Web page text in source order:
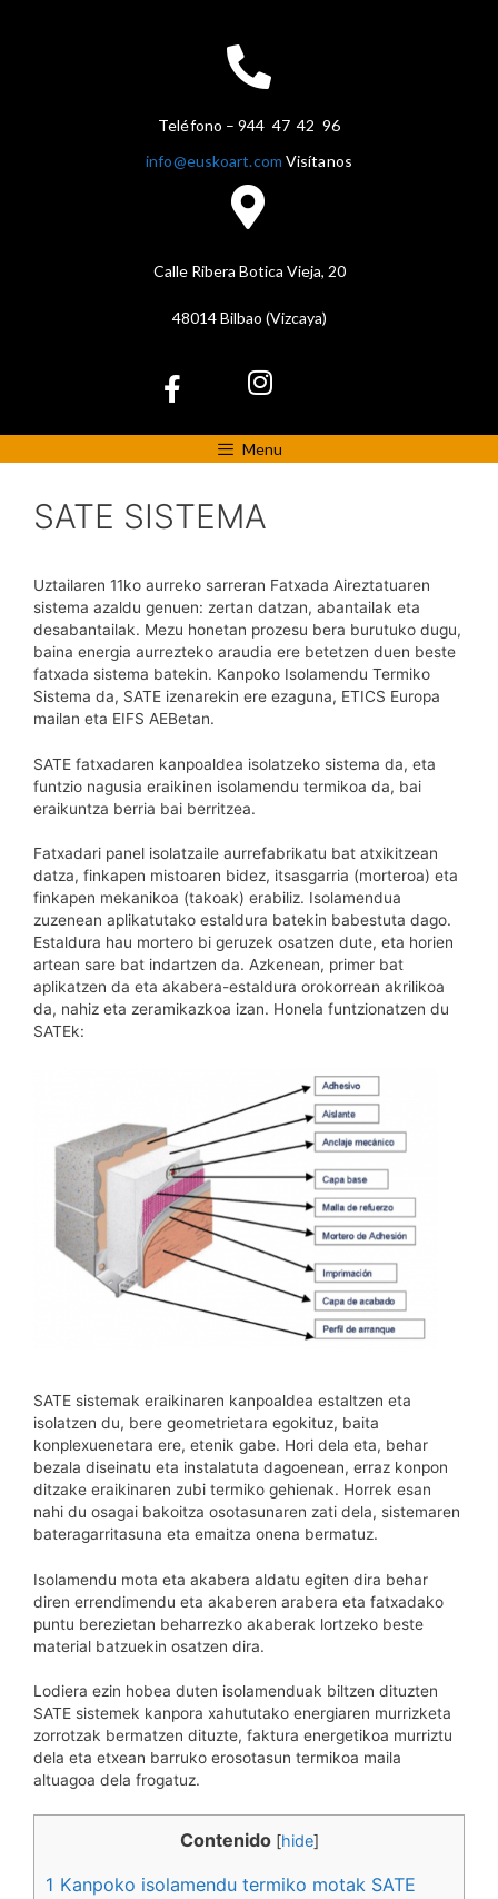
Teléfono – 944 47 42 96
info@euskoart.com Visítanos
Calle Ribera Botica Vieja, 20
48014 Bilbao (Vizcaya)
Menu
SATE SISTEMA
Uztailaren 11ko aurreko sarreran Fatxada Aireztatuaren
sistema azaldu genuen: zertan datzan, abantailak eta
desabantailak. Mezu honetan prozesu bera burutuko dugu,
baina energia aurrezteko araudia ere betetzen duen beste
fatxada sistema batekin. Kanpoko Isolamendu Termiko
Sistema da, SATE izenarekin ere ezaguna, ETICS Europa
mailan eta EIFS AEBetan.
SATE fatxadaren kanpoaldea isolatzeko sistema da, eta
funtzio nagusia eraikinen isolamendu termikoa da, bai
eraikuntza berria bai berritzea.
Fatxadari panel isolatzaile aurrefabrikatu bat atxikitzean
datza, finkapen mistoaren bidez, itsasgarria (morteroa) eta
finkapen mekanikoa (takoak) erabiliz. Isolamendua
zuzenean aplikatutako estaldura batekin babestuta dago.
Estaldura hau mortero bi geruzek osatzen dute, eta horien
artean sare bat indartzen da. Azkenean, primer bat
aplikatzen da eta akabera-estaldura orokorrean akrilikoa
da, nahiz eta zeramikazkoa izan. Honela funtzionatzen du
SATEk:
SATE sistemak eraikinaren kanpoaldea estaltzen eta
isolatzen du, bere geometrietara egokituz, baita
konplexuenetara ere, etenik gabe. Hori dela eta, behar
bezala diseinatu eta instalatuta dagoenean, erraz konpon
ditzake eraikinaren zubi termiko gehienak. Horrek esan
nahi du osagai bakoitza osotasunaren zati dela, sistemaren
bateragarritasuna eta emaitza onena bermatuz.
Isolamendu mota eta akabera aldatu egiten dira behar
diren errendimendu eta akaberen arabera eta fatxadako
puntu berezietan beharrezko akaberak lortzeko beste
material batzuekin osatzen dira.
Lodiera ezin hobea duten isolamenduak biltzen dituzten
SATE sistemek kanpora xahututako energiaren murrizketa
zorrotzak bermatzen dituzte, faktura energetikoa murriztu
dela eta etxean barruko erosotasun termikoa maila
altuagoa dela frogatuz.
Contenido [hide]
1 Kanpoko isolamendu termiko motak SATE